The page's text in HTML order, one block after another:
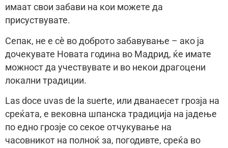
имаат свои забави на кои можете да
присуствувате.
Сепак, не е сè во доброто забавување – ако ја
дочекувате Новата година во Мадрид, ќе имате
можност да учествувате и во некои драгоцени
локални традиции.
Las doce uvas de la suerte, или дванаесет грозја на
среќата, е вековна шпанска традиција на јадење
по едно грозје со секое отчукување на
часовникот на полноќ за, погодивте, среќа во